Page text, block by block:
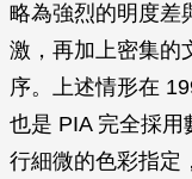
略為強烈的明度差
激，再加上密集的
序。上述情形在
也是 PIA 完全採
行細微的色彩指定